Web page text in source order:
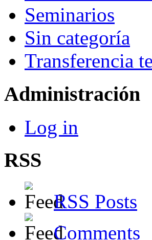
Seminarios
Sin categoría
Transferencia
Administración
Log in
RSS
RSS Posts
Comments